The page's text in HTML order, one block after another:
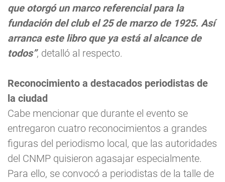
que otorgó un marco referencial para la
fundación del club el 25 de marzo de 1925. Así
arranca este libro que ya está al alcance de
todos”, detalló al respecto.
Reconocimiento a destacados periodistas de
la ciudad
Cabe mencionar que durante el evento se
entregaron cuatro reconocimientos a grandes
figuras del periodismo local, que las autoridades
del CNMP quisieron agasajar especialmente.
Para ello, se convocó a periodistas de la talle de